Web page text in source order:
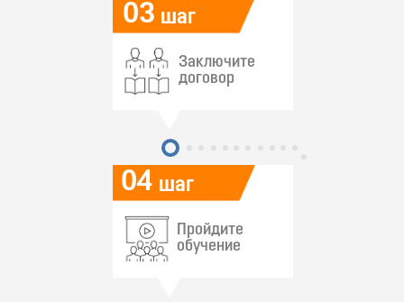
04
03 шаг
шаг
Заключите
договор
Пройдите
обучение